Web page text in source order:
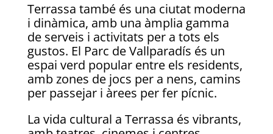
Terrassa també és una ciutat moderna
i dinàmica, amb una àmplia gamma
de serveis i activitats per a tots els
gustos. El Parc de Vallparadís és un
espai verd popular entre els residents,
amb zones de jocs per a nens, camins
per passejar i àrees per fer pícnic.
La vida cultural a Terrassa és vibrants,